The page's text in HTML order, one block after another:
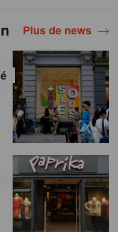
Plus de news